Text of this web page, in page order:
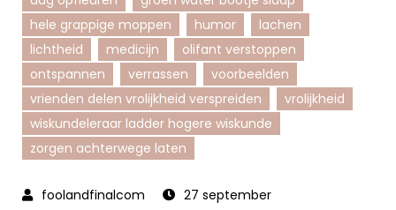
hele grappige moppen
humor
lachen
lichtheid
medicijn
olifant verstoppen
ontspannen
verrassen
voorbeelden
vrienden delen vrolijkheid verspreiden
vrolijkheid
wiskundeleraar ladder hogere wiskunde
zorgen achterwege laten
27 september